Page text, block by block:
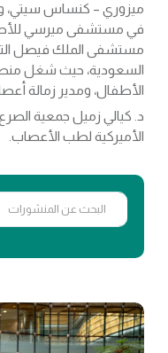
ميزوري – كنساس سيتي،
في مستشفى ميرسي
مستشفى الملك فيصل
السعودية، حيث شغل
الأطفال، ومدير زمالة
د. كيالي زميل جمعية
الأميركية لطب الأعصاب.